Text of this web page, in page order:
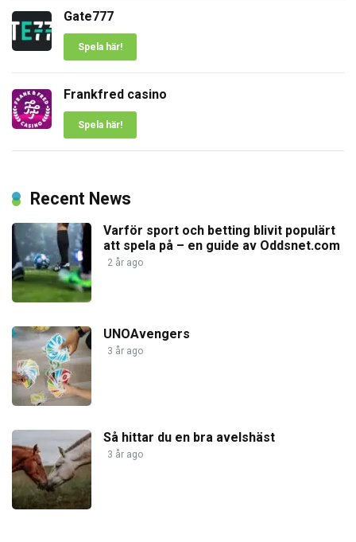
Gate777
Spela här!
Frankfred casino
Spela här!
Recent News
Varför sport och betting blivit populärt
att spela på – en guide av Oddsnet.com
2 år ago
UNOAvengers
3 år ago
Så hittar du en bra avelshäst
3 år ago